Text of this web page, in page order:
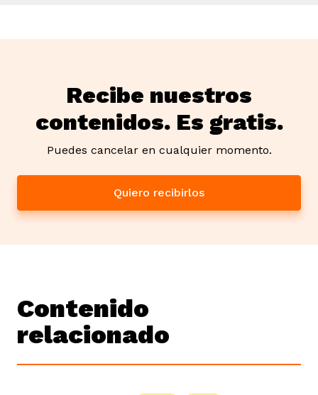
Recibe nuestros
contenidos. Es gratis.
Puedes cancelar en cualquier momento.
Quiero recibirlos
Contenido
relacionado